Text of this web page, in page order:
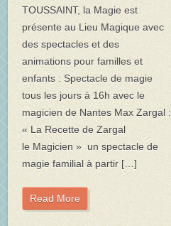
TOUSSAINT, la Magie est
présente au Lieu Magique avec
des spectacles et des
animations pour familles et
enfants : Spectacle de magie
tous les jours à 16h avec le
magicien de Nantes Max Zargal :
« La Recette de Zargal
le Magicien » un spectacle de
magie familial à partir […]
Read More